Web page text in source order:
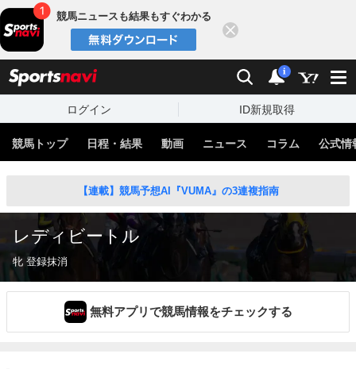
競馬ニュースも結果もすぐわかる
検索 通知
i
ログイン ID新規取得
競馬トップ 日程・結果 動画 ニュース コラム 公式情
【連載】競馬予想AI『VUMA』の3連複指南
レディビートル
牝 登録抹消
無料アプリで競馬情報をチェックする